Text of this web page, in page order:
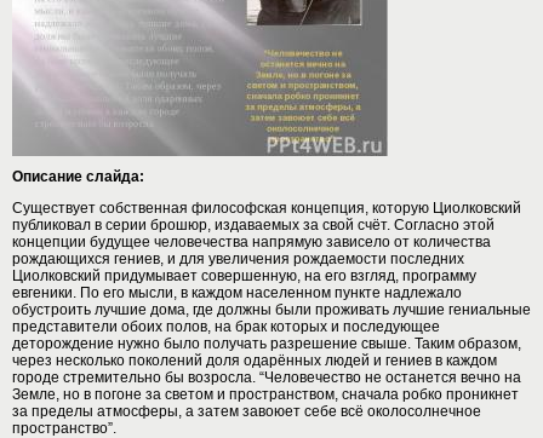
Описание слайда:
Существует собственная философская концепция, которую Циолковский
публиковал в серии брошюр, издаваемых за свой счёт. Согласно этой
концепции будущее человечества напрямую зависело от количества
рождающихся гениев, и для увеличения рождаемости последних
Циолковский придумывает совершенную, на его взгляд, программу
евгеники. По его мысли, в каждом населенном пункте надлежало
обустроить лучшие дома, где должны были проживать лучшие гениальные
представители обоих полов, на брак которых и последующее
деторождение нужно было получать разрешение свыше. Таким образом,
через несколько поколений доля одарённых людей и гениев в каждом
городе стремительно бы возросла. “Человечество не останется вечно на
Земле, но в погоне за светом и пространством, сначала робко проникнет
за пределы атмосферы, а затем завоюет себе всё околосолнечное
пространство”.